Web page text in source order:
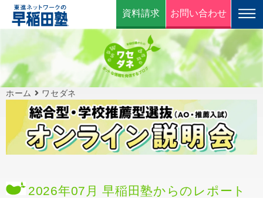
資料請求 お問い合わせ
ホーム ワセダネ
2026年07月 早稲田塾からのレポート